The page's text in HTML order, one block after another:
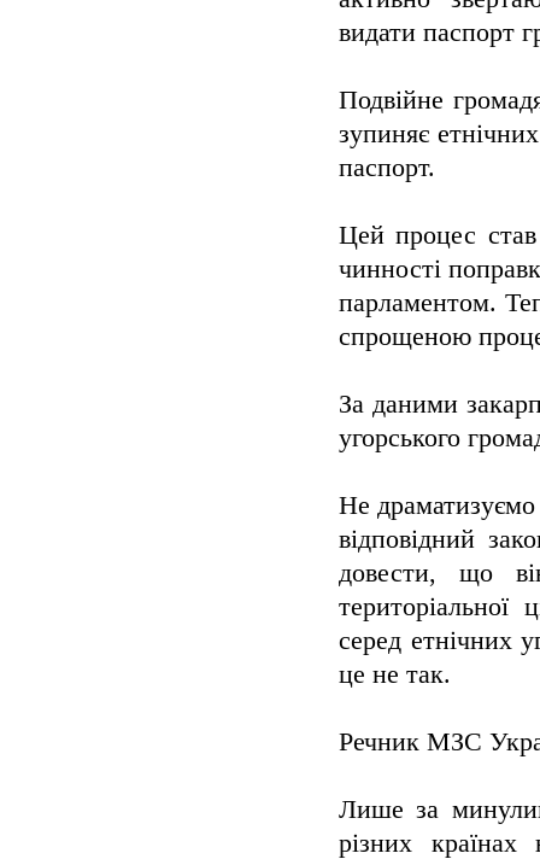
видати паспорт
Подвійне
зупиняє
паспорт.
Цей процес
чинності
парламентом.
спрощеною
За даними
угорського
Не
відповідний
довести, що
територіальної
серед етнічних
це не так.
Речник МЗС
Лише за
різних